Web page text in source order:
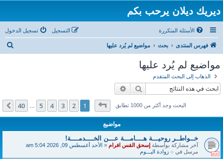
ديريك ديلان يرحب بكم
الأسئلة المتكررة تسجيل الدخول التسجيل
فهرس المنتدى بحث مواضيع لم يُرد عليها
ب
مواضيع لم يُرد عليها
الذهاب إلى البحث المتقدم
بحث
البحث وجد أكثر من 1000 تطابق صفحة1من40
1
2
3
4
5
40 التالي
مواضيع
خــواطــر روحيـــة هــــامـــة عـــن الخــــدمــــة!
آخر مشاركة بواسطةإسحق القس افرام«الأحد أغسطس 09, 2026 5:04 am
مرسل في܀ زوادة اليـــوم